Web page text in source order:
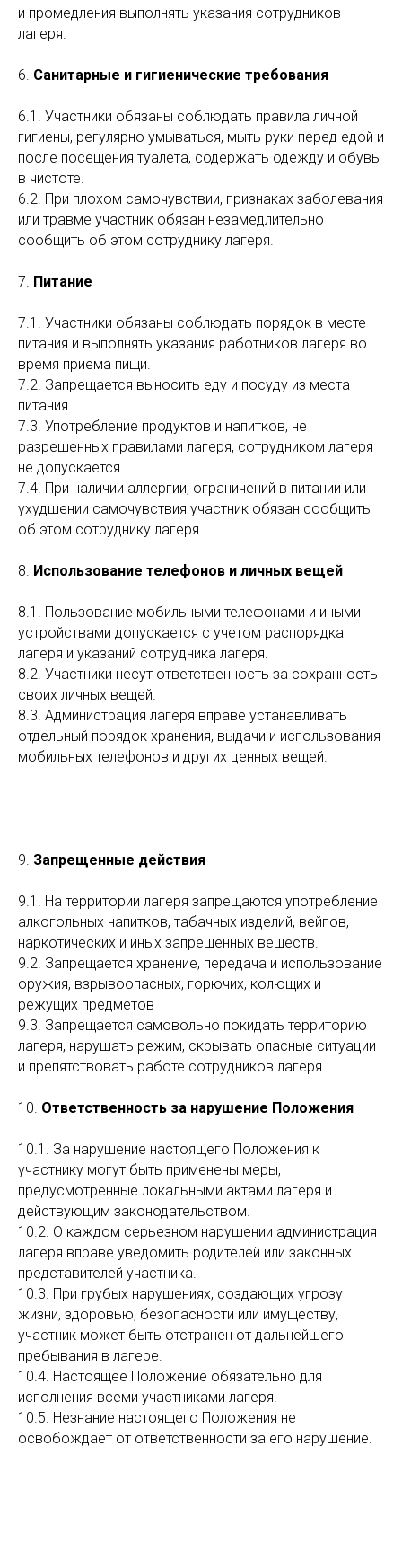
и промедления выполнять указания сотрудников
лагеря.
6. Санитарные и гигиенические требования
6.1. Участники обязаны соблюдать правила личной
гигиены, регулярно умываться, мыть руки перед едой и
после посещения туалета, содержать одежду и обувь
в чистоте.
6.2. При плохом самочувствии, признаках заболевания
или травме участник обязан незамедлительно
сообщить об этом сотруднику лагеря.
7. Питание
7.1. Участники обязаны соблюдать порядок в месте
питания и выполнять указания работников лагеря во
время приема пищи.
7.2. Запрещается выносить еду и посуду из места
питания.
7.3. Употребление продуктов и напитков, не
разрешенных правилами лагеря, сотрудником лагеря
не допускается.
7.4. При наличии аллергии, ограничений в питании или
ухудшении самочувствия участник обязан сообщить
об этом сотруднику лагеря.
8. Использование телефонов и личных вещей
8.1. Пользование мобильными телефонами и иными
устройствами допускается с учетом распорядка
лагеря и указаний сотрудника лагеря.
8.2. Участники несут ответственность за сохранность
своих личных вещей.
8.3. Администрация лагеря вправе устанавливать
отдельный порядок хранения, выдачи и использования
мобильных телефонов и других ценных вещей.
9. Запрещенные действия
9.1. На территории лагеря запрещаются употребление
алкогольных напитков, табачных изделий, вейпов,
наркотических и иных запрещенных веществ.
9.2. Запрещается хранение, передача и использование
оружия, взрывоопасных, горючих, колющих и
режущих предметов
9.3. Запрещается самовольно покидать территорию
лагеря, нарушать режим, скрывать опасные ситуации
и препятствовать работе сотрудников лагеря.
10. Ответственность за нарушение Положения
10.1. За нарушение настоящего Положения к
участнику могут быть применены меры,
предусмотренные локальными актами лагеря и
действующим законодательством.
10.2. О каждом серьезном нарушении администрация
лагеря вправе уведомить родителей или законных
представителей участника.
10.3. При грубых нарушениях, создающих угрозу
жизни, здоровью, безопасности или имуществу,
участник может быть отстранен от дальнейшего
пребывания в лагере.
10.4. Настоящее Положение обязательно для
исполнения всеми участниками лагеря.
10.5. Незнание настоящего Положения не
освобождает от ответственности за его нарушение.